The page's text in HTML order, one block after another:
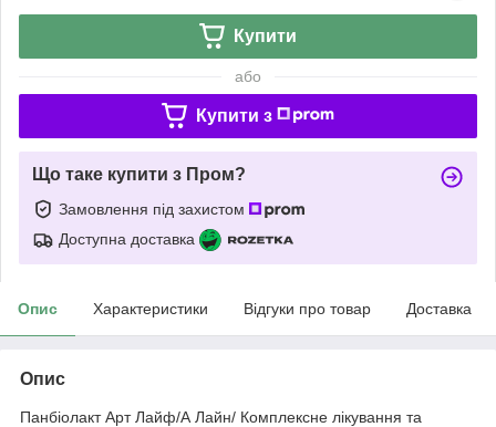
Купити
або
Купити з
Що таке купити з Пром?
Замовлення під захистом
Доступна доставка
Опис Характеристики Відгуки про товар Доставка
Опис
Панбіолакт Арт Лайф/А Лайн/ Комплексне лікування та